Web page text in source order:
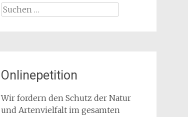
Suchen
Onlinepetition
Wir fordern den Schutz der Natur
und Artenvielfalt im gesamten